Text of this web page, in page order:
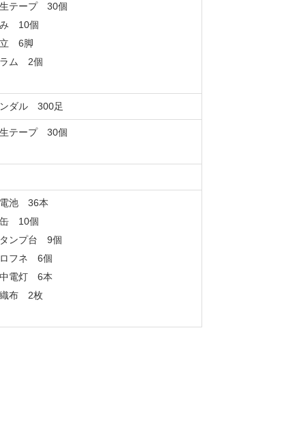
テープ 30個
10個
6脚
ラム 2個
ダル 300足
テープ 30個
池 36本
10個
ンプ台 9個
ロフネ 6個
電灯 6本
布 2枚